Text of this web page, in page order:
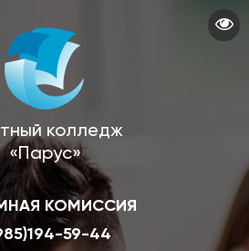
колледж
«Парус»
КОМИССИЯ
59-44